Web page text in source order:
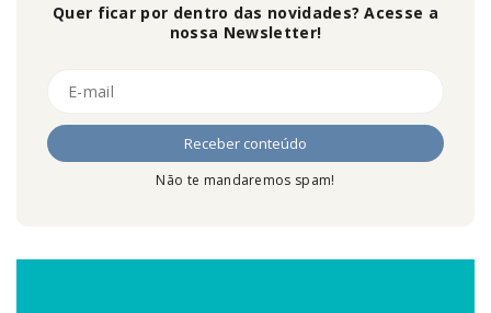
Quer ficar por dentro das novidades? Acesse a
nossa Newsletter!
Não te mandaremos spam!